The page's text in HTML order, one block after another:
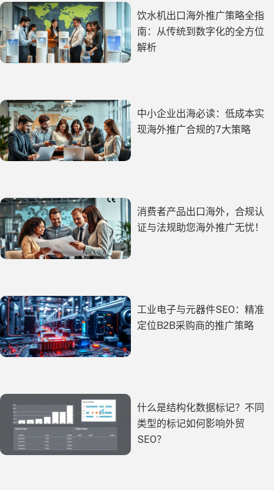
饮水机出口海外推广策略全指
南：从传统到数字化的全方位
解析
中小企业出海必读：低成本实
现海外推广合规的7大策略
消费者产品出口海外，合规认
证与法规助您海外推广无忧！
工业电子与元器件SEO：精准
定位B2B采购商的推广策略
什么是结构化数据标记？不同
类型的标记如何影响外贸
SEO？